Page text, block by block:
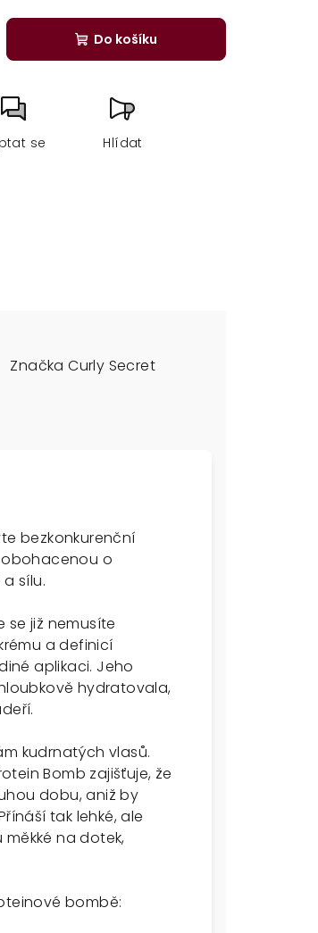
Do košíku
se Hlídat
Značka Curly Secret
bezkonkurenční
o
sílu.
se již nemusíte
a definicí
aplikaci. Jeho
hydratovala,
kudrnatých vlasů.
Bomb zajišťuje, že
dobu, aniž by
tak lehké, ale
na dotek,
bombě: